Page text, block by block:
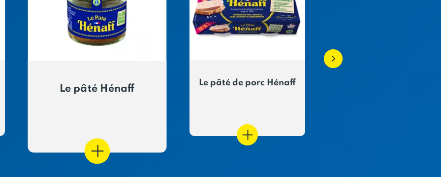
Le pâté Hénaff
Le pâté de porc Hénaff